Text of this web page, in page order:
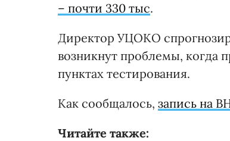
– почти 330 тыс.
Директор УЦОКО
возникнут проблемы, когда
пунктах тестирования.
Как сообщалось, запись на
Читайте также: